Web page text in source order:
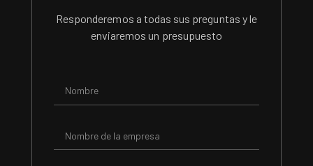
Responderemos a todas sus preguntas y le
enviaremos un presupuesto